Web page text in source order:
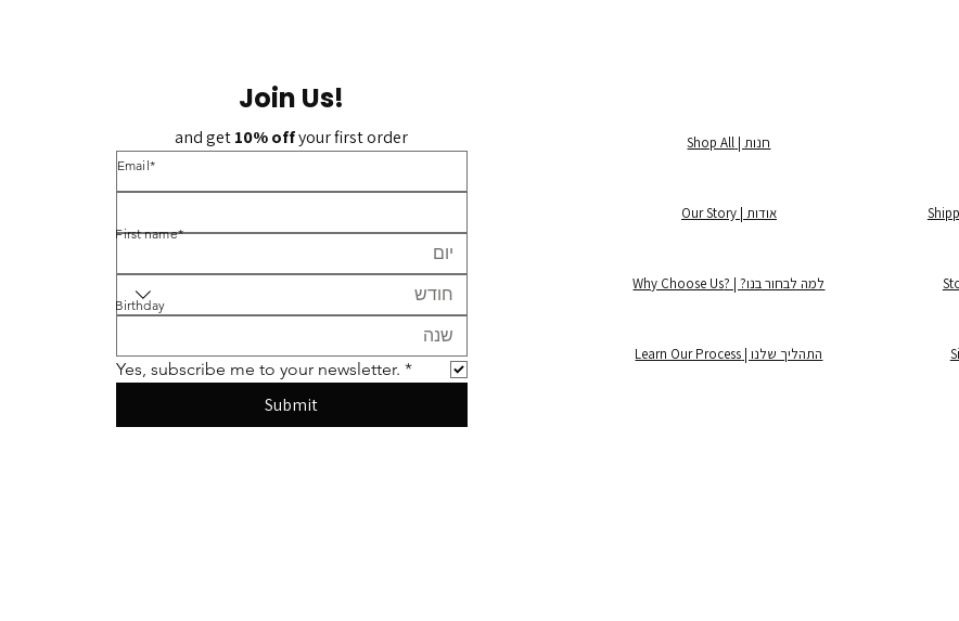
Join Us!
and get 10% off your first order
חודש
Yes, subscribe me to your newsletter. *
Submit
*Email
*First name
Birthday
חנות | Shop All
אודות | Our Story
למה לבחור בנו? | ?Why Choose Us
התהליך שלנו | Learn Our Process